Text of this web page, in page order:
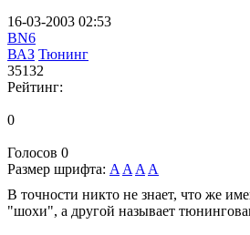
16-03-2003 02:53
BN6
ВАЗ Тюнинг
35132
Рейтинг:
0
Голосов 0
Размер шрифта: AAAA
В точности никто не знает, что же
"шохи", а другой называет